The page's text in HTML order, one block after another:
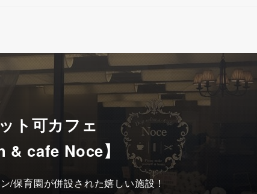
ト可カフェ
& cafe Noce】
/保育園が併設された嬉しい施設！